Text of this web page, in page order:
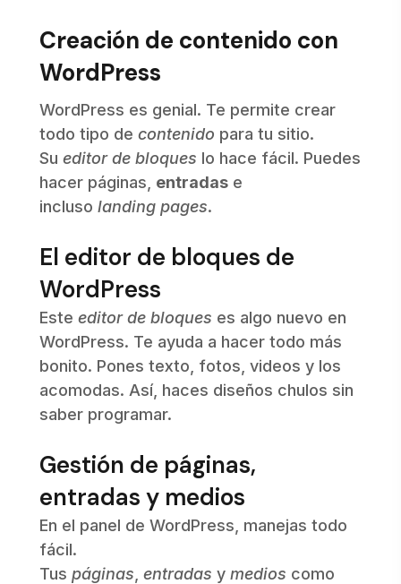
Creación de contenido con
WordPress
WordPress es genial. Te permite crear
todo tipo de contenido para tu sitio.
Su editor de bloques lo hace fácil. Puedes
hacer páginas, entradas e
incluso landing pages.
El editor de bloques de
WordPress
Este editor de bloques es algo nuevo en
WordPress. Te ayuda a hacer todo más
bonito. Pones texto, fotos, videos y los
acomodas. Así, haces diseños chulos sin
saber programar.
Gestión de páginas,
entradas y medios
En el panel de WordPress, manejas todo
fácil.
Tus páginas entradas y medios como